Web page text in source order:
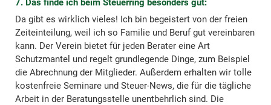
7. Das finde ich beim Steuerring besonders gut:
Da gibt es wirklich vieles! Ich bin begeistert von der freien
Zeiteinteilung, weil ich so Familie und Beruf gut vereinbaren
kann. Der Verein bietet für jeden Berater eine Art
Schutzmantel und regelt grundlegende Dinge, zum Beispiel
die Abrechnung der Mitglieder. Außerdem erhalten wir tolle
kostenfreie Seminare und Steuer-News, die für die tägliche
Arbeit in der Beratungsstelle unentbehrlich sind. Die